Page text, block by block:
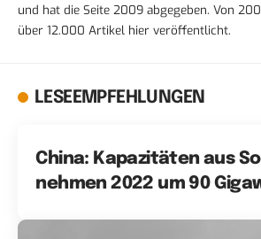
und hat die Seite 2009 abgegeben. Von
über 12.000 Artikel hier veröffentlicht.
LESEEMPFEHLUNGEN
China: Kapazitäten aus
nehmen 2022 um 90